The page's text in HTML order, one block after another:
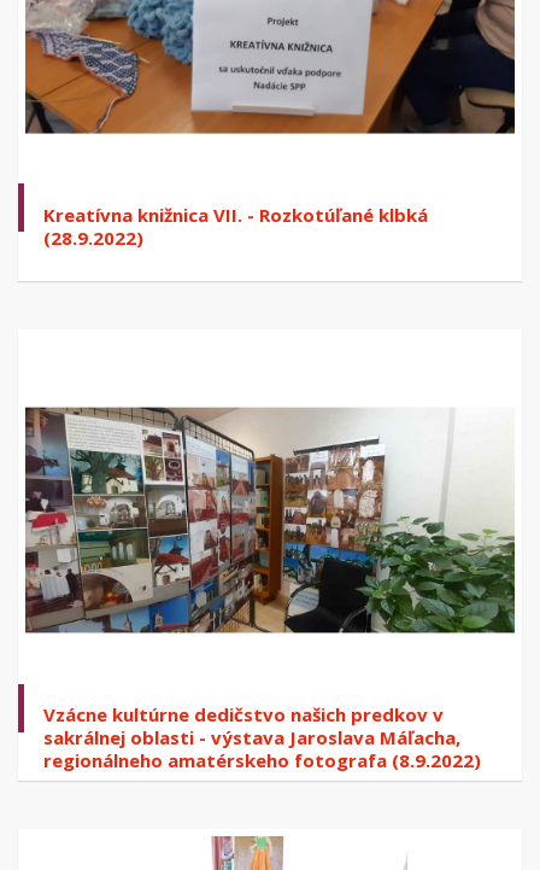
Kreatívna knižnica VII. - Rozkotúľané klbká
(28.9.2022)
Vzácne kultúrne dedičstvo našich predkov v
sakrálnej oblasti - výstava Jaroslava Máľacha,
regionálneho amatérskeho fotografa (8.9.2022)